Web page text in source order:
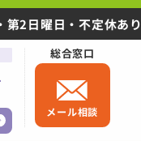
第2日曜日・不定休あり
総合窓口
メール相談